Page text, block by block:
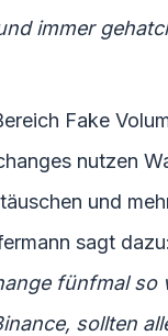
immer
Fake
nutzen
und
sagt dazu:
fünfmal so
sollten